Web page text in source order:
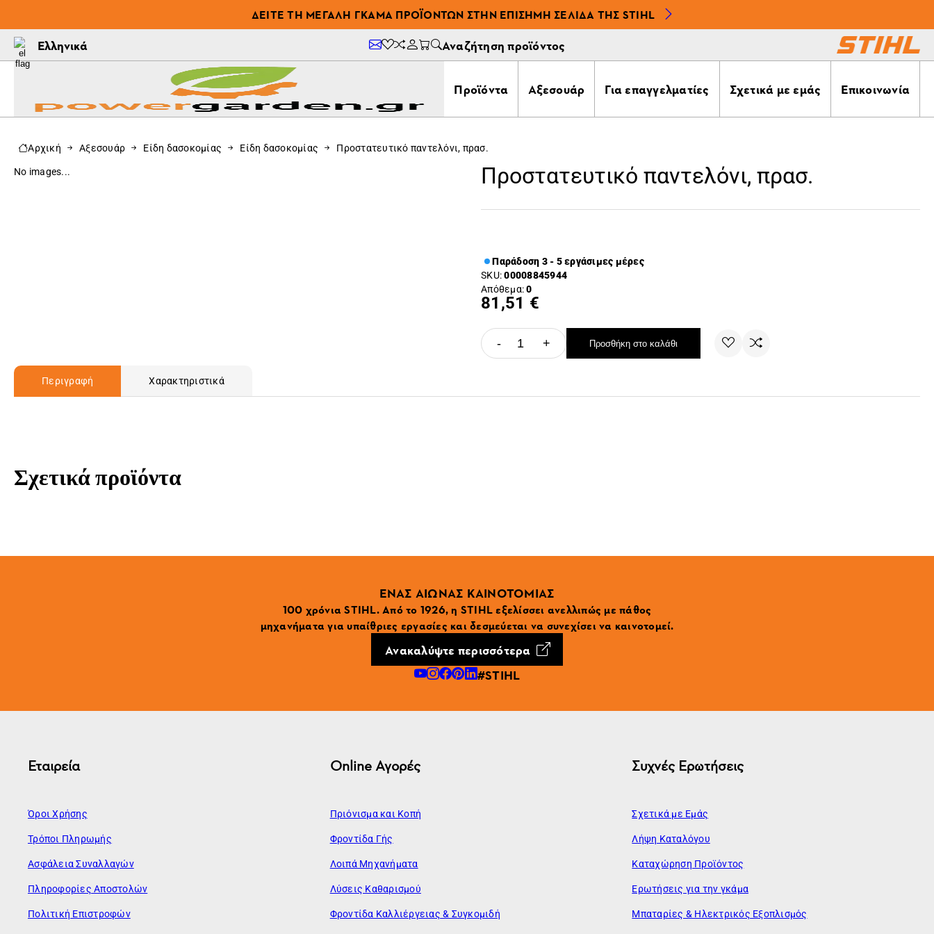
ΔΕΊΤΕ ΤΗ ΜΕΓΆΛΗ ΓΚΆΜΑ ΠΡΟΪΌΝΤΩΝ ΣΤΗΝ ΕΠΊΣΗΜΗ ΣΕΛΊΔΑ ΤΗΣ STIHL
Ελληνικά Αναζήτηση προϊόντος
Προϊόντα Αξεσουάρ Για επαγγελματίες Σχετικά με εμάς Επικοινωνία
Αρχική Αξεσουάρ Είδη δασοκομίας Είδη δασοκομίας Προστατευτικό παντελόνι, πρασ.
No images... Προστατευτικό παντελόνι, πρασ.
Παράδοση 3 - 5 εργάσιμες μέρες
SKU:00008845944
Απόθεμα:0
81,51 €
- + Προσθήκη στο καλάθι
Περιγραφή Χαρακτηριστικά
Σχετικά προϊόντα
ΕΝΑΣ ΑΙΩΝΑΣ ΚΑΙΝΟΤΟΜΙΑΣ
100 χρόνια STIHL. Από το 1926, η STIHL εξελίσσει ανελλιπώς με πάθος
μηχανήματα για υπαίθριες εργασίες και δεσμεύεται να συνεχίσει να καινοτομεί.
Ανακαλύψτε περισσότερα
#STIHL
Εταιρεία
Όροι Χρήσης
Τρόποι Πληρωμής
Ασφάλεια Συναλλαγών
Πληροφορίες Αποστολών
Πολιτική Επιστροφών
Online Αγορές
Πριόνισμα και Κοπή
Φροντίδα Γής
Λοιπά Μηχανήματα
Λύσεις Καθαρισμού
Φροντίδα Καλλιέργειας & Συγκομιδή
Συχνές Ερωτήσεις
Σχετικά με Εμάς
Λήψη Καταλόγου
Καταχώρηση Προϊόντος
Ερωτήσεις για την γκάμα
Μπαταρίες & Ηλεκτρικός Εξοπλισμός